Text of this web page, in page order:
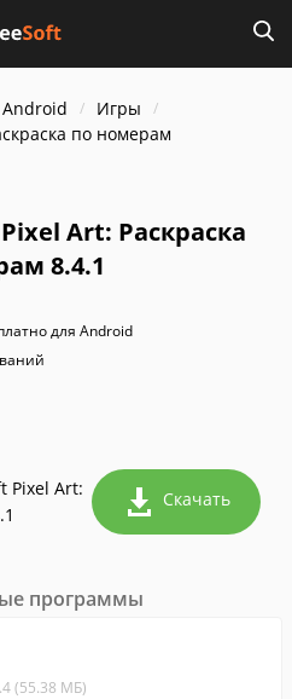
Android
Игры
по номерам
Art: Раскраска
8.4.1
для Android
Pixel Art:
Скачать
программы
(55.38 МБ)